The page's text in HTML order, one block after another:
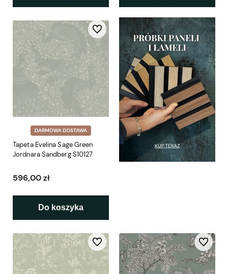
DARMOWA DOSTAWA
Tapeta Evelina Sage Green
Jordnara Sandberg S10127
596,00 zł
Do koszyka
Do ulubionych
Do ulubionych Do